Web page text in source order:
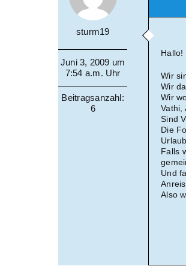
sturm19
Juni 3, 2009 um
7:54 a.m. Uhr
Beitragsanzahl:
6
Hallo!
Wir
Wir
Wir
Vathi,
Sind
Die
Falls
Und
Also